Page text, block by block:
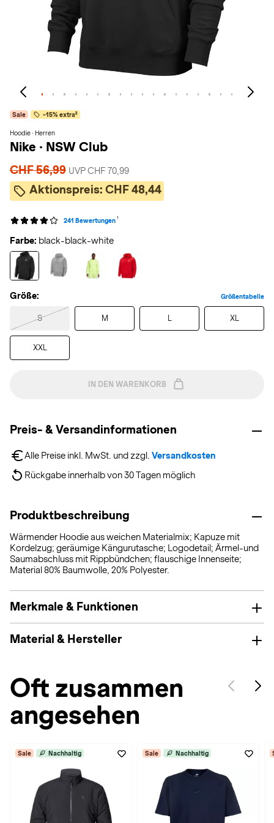
Sale -15% extra²
Hoodie · Herren
Nike · NSW Club
CHF 56,99 UVP CHF 70,99
Aktionspreis: CHF 48,44
241 Bewertungen 1
Farbe: black-black-white
Größe: Größentabelle
S M L XL
XXL
IN DEN WARENKORB
Preis- & Versandinformationen
Alle Preise inkl. MwSt. und zzgl. Versandkosten
Rückgabe innerhalb von 30 Tagen möglich
Produktbeschreibung
Wärmender Hoodie aus weichen Materialmix; Kapuze mit
Kordelzug; geräumige Kängurutasche; Logodetail; Ärmel-und
Saumabschluss mit Rippbündchen; flauschige Innenseite;
Material 80% Baumwolle, 20% Polyester.
Merkmale & Funktionen
Material & Hersteller
Oft zusammen
angesehen
Sale Nachhaltig Sale Nachhaltig